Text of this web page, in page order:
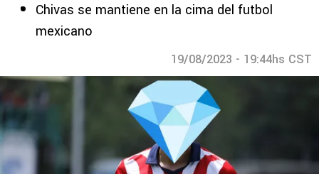
Chivas se mantiene en la cima del futbol
mexicano
19/08/2023 - 19:44hs CST